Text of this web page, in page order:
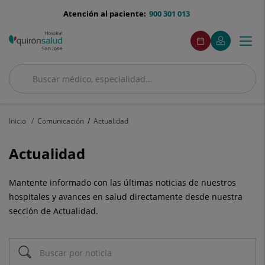
menu-
900 301 013
Atención al paciente:
Buscar
Buscar
menuAcceso
Pedir
cita
Este
enlace
se
en
Mi
Quirónsalud
Este
enlace
se
en
ventana
nueva.
Menú
Inicio Comunicación Actualidad
Actualidad
Mantente informado con las últimas noticias de nuestros
hospitales y avances en salud directamente desde nuestra
sección de Actualidad.